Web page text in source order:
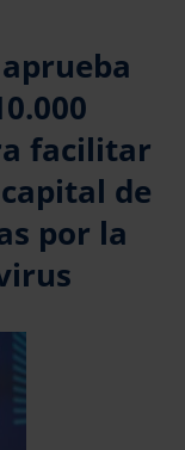
facilitar
de
por la